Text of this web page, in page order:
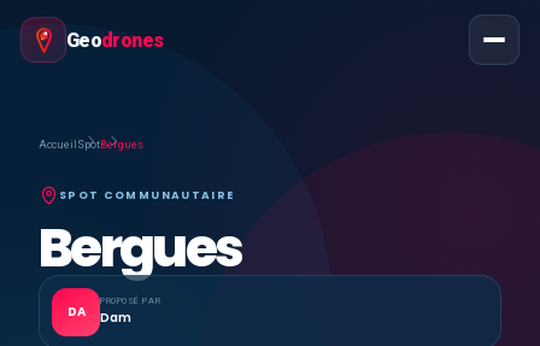
Geodrones
Accueil SpotBergues
SPOT COMMUNAUTAIRE
Bergues
DA
PROPOSÉ PAR
Dam